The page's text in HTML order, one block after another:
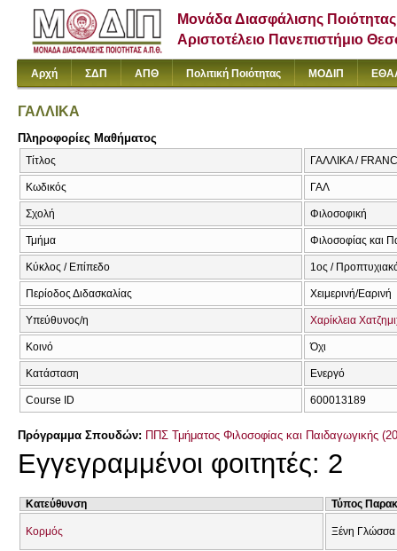
Μονάδα Διασφάλισης Ποιότητας
Αριστοτέλειο Πανεπιστήμιο
Αρχή ΣΔΠ ΑΠΘ Πολιτική Ποιότητας ΜΟΔΙΠ
ΓΑΛΛΙΚΑ
Πληροφορίες Μαθήματος
Τίτλος ΓΑΛΛΙΚΑ /
Κωδικός ΓΑΛ
Σχολή Φιλοσοφική
Τμήμα Φιλοσοφίας και
Κύκλος / Επίπεδο 1ος /
Περίοδος Διδασκαλίας Χειμερινή/Εαρινή
Υπεύθυνος/η Χαρίκλεια
Κοινό Όχι
Κατάσταση Ενεργό
Course ID 600013189
Πρόγραμμα Σπουδών: ΠΠΣ Τμήματος Φιλοσοφίας και Παιδαγωγικής
Εγγεγραμμένοι φοιτητές: 2
Κατεύθυνση Τύπος
Κορμός Ξένη Γλώσσα